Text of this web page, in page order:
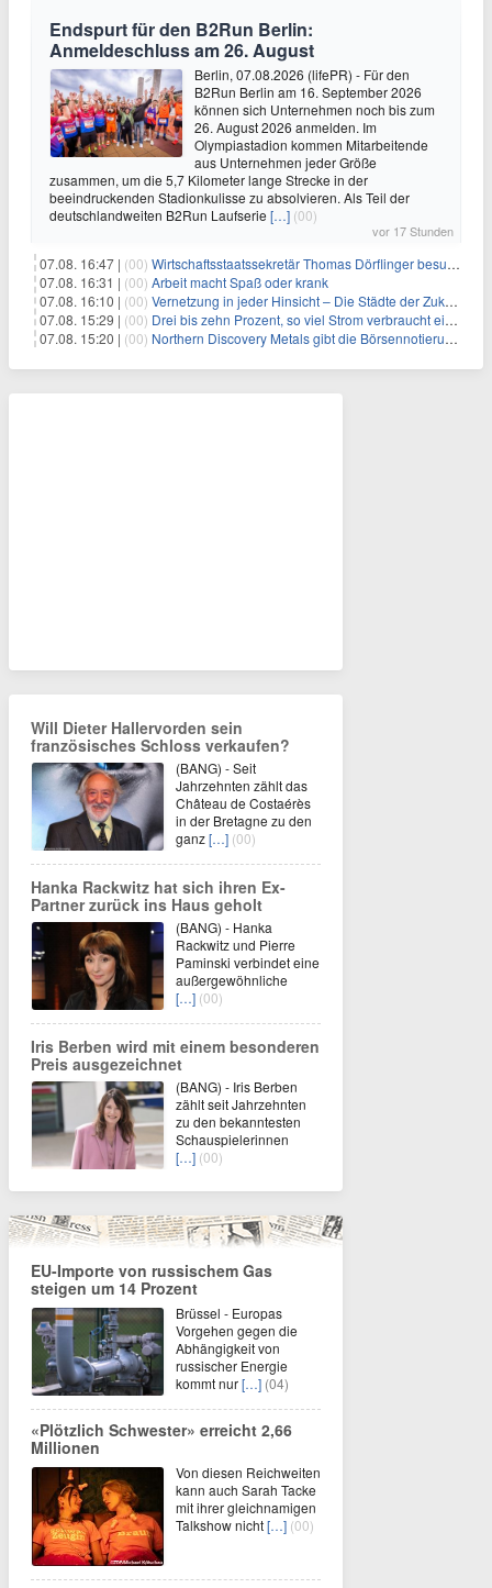
Endspurt für den B2Run Berlin:
Anmeldeschluss am 26. August
Berlin, 07.08.2026 (lifePR) - Für den
B2Run Berlin am 16. September 2026
können sich Unternehmen noch bis zum
26. August 2026 anmelden. Im
Olympiastadion kommen Mitarbeitende
aus Unternehmen jeder Größe
zusammen, um die 5,7 Kilometer lange Strecke in der
beeindruckenden Stadionkulisse zu absolvieren. Als Teil der
deutschlandweiten B2Run Laufserie […] (00)
vor 17 Stunden
07.08. 16:47 | (00) Wirtschaftsstaatssekretär Thomas Dörflinger besucht Handwerksbetrieb im Kammerbezirk Freiburg
07.08. 16:31 | (00) Arbeit macht Spaß oder krank
07.08. 16:10 | (00) Vernetzung in jeder Hinsicht – Die Städte der Zukunft sind grün-blau
07.08. 15:29 | (00) Drei bis zehn Prozent, so viel Strom verbraucht ein Aufzug im Gebäude
07.08. 15:20 | (00) Northern Discovery Metals gibt die Börsennotierung an der Frankfurter Wertpapierbörse bekannt
Will Dieter Hallervorden sein
französisches Schloss verkaufen?
(BANG) - Seit
Jahrzehnten zählt das
Château de Costaérès
in der Bretagne zu den
ganz[…] (00)
Hanka Rackwitz hat sich ihren Ex-
Partner zurück ins Haus geholt
(BANG) - Hanka
Rackwitz und Pierre
Paminski verbindet eine
außergewöhnliche
[…] (00)
Iris Berben wird mit einem besonderen
Preis ausgezeichnet
(BANG) - Iris Berben
zählt seit Jahrzehnten
zu den bekanntesten
Schauspielerinnen
[…] (00)
EU-Importe von russischem Gas
steigen um 14 Prozent
Brüssel - Europas
Vorgehen gegen die
Abhängigkeit von
russischer Energie
kommt nur[…] (04)
«Plötzlich Schwester» erreicht 2,66
Millionen
Von diesen Reichweiten
kann auch Sarah Tacke
mit ihrer gleichnamigen
Talkshow nicht[…] (00)